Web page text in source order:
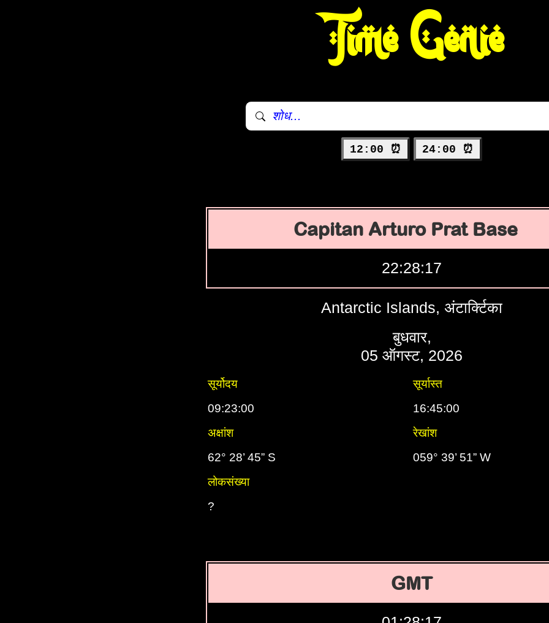
Time Genie
12:00 ⏰ 24:00 ⏰
Capitan Arturo Prat Base
22:28:18
Antarctic Islands, अंटार्क्टिका
बुधवार,
05 ऑगस्ट, 2026
सूर्योदय
सूर्यास्त
09:23:00
16:45:00
अक्षांश
रेखांश
62° 28’ 45” S
059° 39’ 51” W
लोकसंख्या
?
GMT